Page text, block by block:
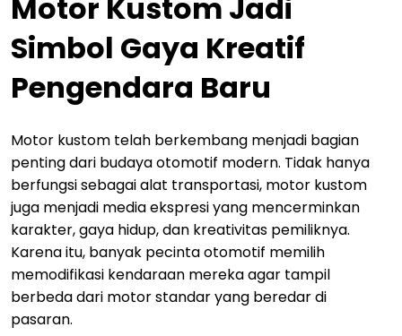
Motor Kustom Jadi
Simbol Gaya Kreatif
Pengendara Baru
Motor kustom telah berkembang menjadi bagian
penting dari budaya otomotif modern. Tidak hanya
berfungsi sebagai alat transportasi, motor kustom
juga menjadi media ekspresi yang mencerminkan
karakter, gaya hidup, dan kreativitas pemiliknya.
Karena itu, banyak pecinta otomotif memilih
memodifikasi kendaraan mereka agar tampil
berbeda dari motor standar yang beredar di
pasaran.